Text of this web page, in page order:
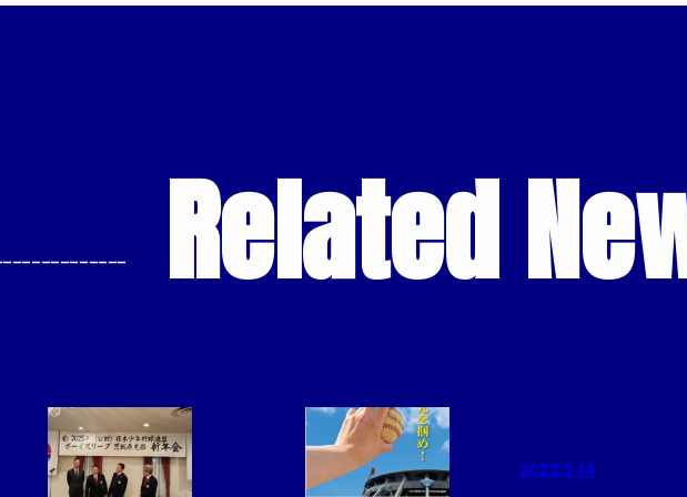
Related
2023.5.14